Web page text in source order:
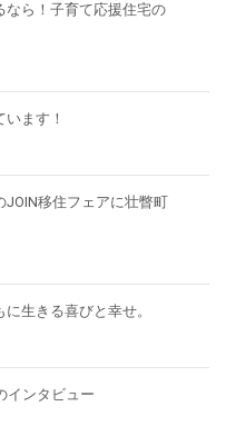
なら！子育て応援住宅の
ます！
JOIN移住フェアに壮瞥町
生きる喜びと幸せ。
インタビュー